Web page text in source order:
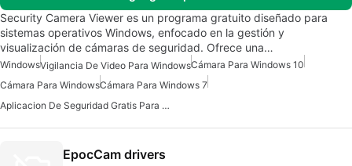
Security Camera Viewer es un programa gratuito diseñado para
sistemas operativos Windows, enfocado en la gestión y
visualización de cámaras de seguridad. Ofrece una…
WindowsVigilancia De Video Para WindowsCámara Para Windows 10
Cámara Para WindowsCámara Para Windows 7
Aplicacion De Seguridad Gratis Para Windows
EpocCam drivers